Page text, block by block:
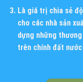
Là giá trị chia sẻ
cho các nhà sản
dựng những
trên chính đất